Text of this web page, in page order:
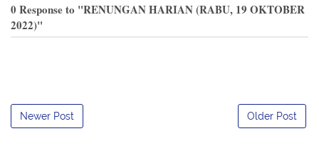
0 Response to "RENUNGAN HARIAN (RABU, 19 OKTOBER
2022)"
Newer Post Older Post